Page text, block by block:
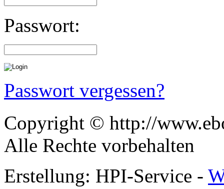
Passwort:
Passwort vergessen?
Copyright © http://
Alle Rechte vorbehalten
Erstellung: HPI-Service -